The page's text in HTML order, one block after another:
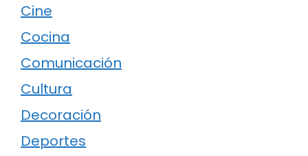
Cine
Cocina
Comunicación
Cultura
Decoración
Deportes